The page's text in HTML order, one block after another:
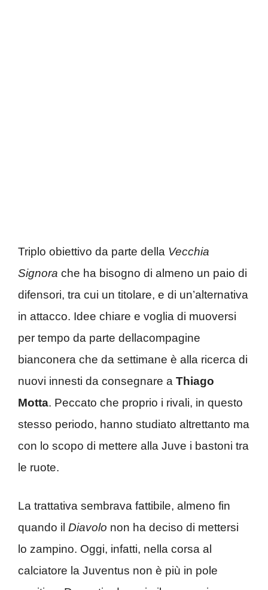
Triplo obiettivo da parte della Vecchia
Signora che ha bisogno di almeno un paio di
difensori, tra cui un titolare, e di un’alternativa
in attacco. Idee chiare e voglia di muoversi
per tempo da parte dellacompagine
bianconera che da settimane è alla ricerca di
nuovi innesti da consegnare a Thiago
Motta. Peccato che proprio i rivali, in questo
stesso periodo, hanno studiato altrettanto ma
con lo scopo di mettere alla Juve i bastoni tra
le ruote.
La trattativa sembrava fattibile, almeno fin
quando il Diavolo non ha deciso di mettersi
lo zampino. Oggi, infatti, nella corsa al
calciatore la Juventus non è più in pole